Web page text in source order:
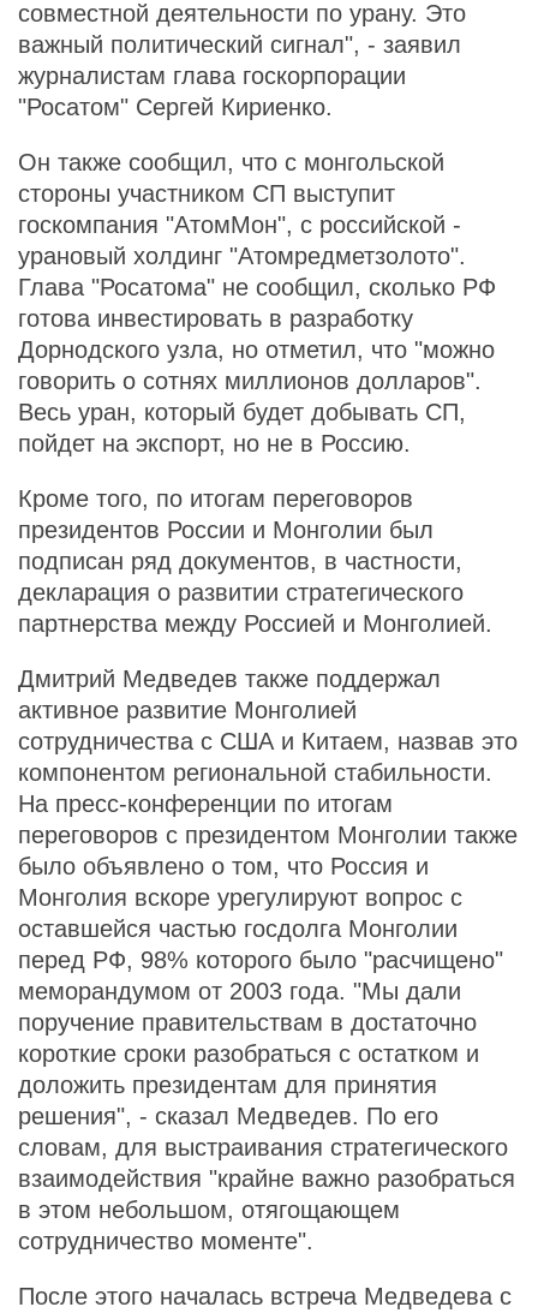
совместной деятельности по урану. Это
важный политический сигнал", - заявил
журналистам глава госкорпорации
"Росатом" Сергей Кириенко.
Он также сообщил, что с монгольской
стороны участником СП выступит
госкомпания "АтомМон", с российской -
урановый холдинг "Атомредметзолото".
Глава "Росатома" не сообщил, сколько РФ
готова инвестировать в разработку
Дорнодского узла, но отметил, что "можно
говорить о сотнях миллионов долларов".
Весь уран, который будет добывать СП,
пойдет на экспорт, но не в Россию.
Кроме того, по итогам переговоров
президентов России и Монголии был
подписан ряд документов, в частности,
декларация о развитии стратегического
партнерства между Россией и Монголией.
Дмитрий Медведев также поддержал
активное развитие Монголией
сотрудничества с США и Китаем, назвав это
компонентом региональной стабильности.
На пресс-конференции по итогам
переговоров с президентом Монголии также
было объявлено о том, что Россия и
Монголия вскоре урегулируют вопрос с
оставшейся частью госдолга Монголии
перед РФ, 98% которого было "расчищено"
меморандумом от 2003 года. "Мы дали
поручение правительствам в достаточно
короткие сроки разобраться с остатком и
доложить президентам для принятия
решения", - сказал Медведев. По его
словам, для выстраивания стратегического
взаимодействия "крайне важно разобраться
в этом небольшом, отягощающем
сотрудничество моменте".
После этого началась встреча Медведева с